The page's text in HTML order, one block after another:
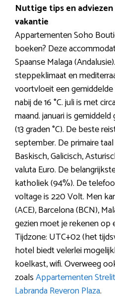
Nuttige tips en
vakantie
Appartementen Soho
boeken? Deze
Spaanse Malaga
steppeklimaat en
voortvloeit een
nabij de 16 °C. juli is met
maand. januari is
(13 graden °C). De beste
september. De primaire taal
Baskisch, Galicisch,
valuta Euro. De
katholiek (94%). De
voltage is 220 Volt. Men
(ACE), Barcelona (BCN),
gezien moet je rekenen op
Tijdzone: UTC+02 (het
hotel biedt velerlei
koelkast, wifi. Overweeg
zoalsAppartementen
Labranda Reveron Plaza.